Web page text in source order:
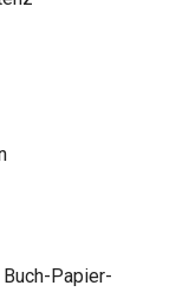
Papier-